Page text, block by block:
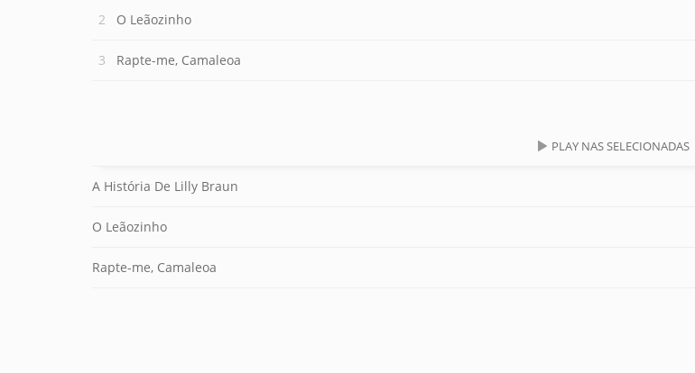
O Leãozinho
Rapte-me, Camaleoa
PLAY NAS SELECIONADAS
A História De Lilly Braun
O Leãozinho
Rapte-me, Camaleoa